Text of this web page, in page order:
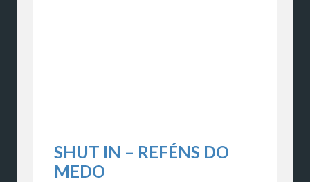
SHUT IN – REFÉNS DO
MEDO